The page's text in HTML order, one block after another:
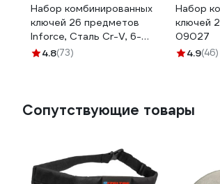
Набор комбинированных
ключей 26 предметов
Inforce, Сталь Cr-V, 6-
32мм, 06-05-32
4.8(73)
Набор
ключей
09027
4.9(46)
Сопутствующие товары